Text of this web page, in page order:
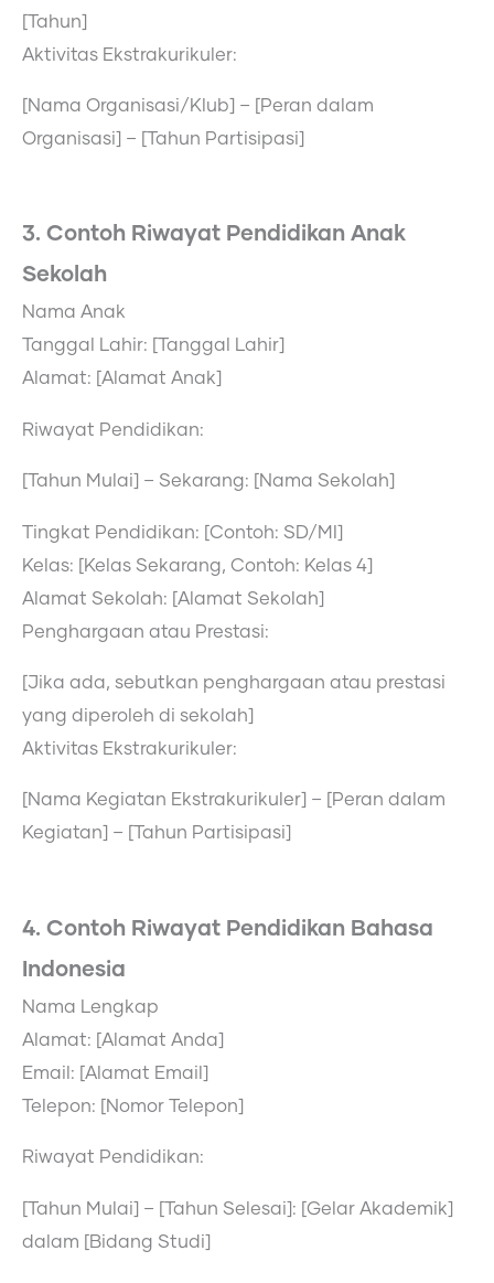
[Tahun]
Aktivitas Ekstrakurikuler:
[Nama Organisasi/Klub] – [Peran dalam
Organisasi] – [Tahun Partisipasi]
3. Contoh Riwayat Pendidikan Anak
Sekolah
Nama Anak
Tanggal Lahir: [Tanggal Lahir]
Alamat: [Alamat Anak]
Riwayat Pendidikan:
[Tahun Mulai] – Sekarang: [Nama Sekolah]
Tingkat Pendidikan: [Contoh: SD/MI]
Kelas: [Kelas Sekarang, Contoh: Kelas 4]
Alamat Sekolah: [Alamat Sekolah]
Penghargaan atau Prestasi:
[Jika ada, sebutkan penghargaan atau prestasi
yang diperoleh di sekolah]
Aktivitas Ekstrakurikuler:
[Nama Kegiatan Ekstrakurikuler] – [Peran dalam
Kegiatan] – [Tahun Partisipasi]
4. Contoh Riwayat Pendidikan Bahasa
Indonesia
Nama Lengkap
Alamat: [Alamat Anda]
Email: [Alamat Email]
Telepon: [Nomor Telepon]
Riwayat Pendidikan:
[Tahun Mulai] – [Tahun Selesai]: [Gelar Akademik]
dalam [Bidang Studi]